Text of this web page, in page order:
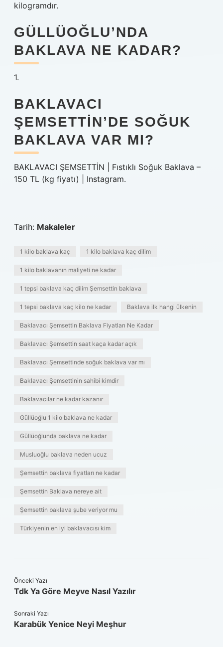
kilogramdır.
GÜLLÜOĞLU’NDA
BAKLAVA NE KADAR?
1.
BAKLAVACI
ŞEMSETTIN’DE SOĞUK
BAKLAVA VAR MI?
BAKLAVACI ŞEMSETTİN | Fıstıklı Soğuk Baklava –
150 TL (kg fiyatı) | Instagram.
Tarih: Makaleler
1 kilo baklava kaç 1 kilo baklava kaç dilim
1 kilo baklavanın maliyeti ne kadar
1 tepsi baklava kaç dilim Şemsettin baklava
1 tepsi baklava kaç kilo ne kadar Baklava ilk hangi ülkenin
Baklavacı Şemsettin Baklava Fiyatları Ne Kadar
Baklavacı Şemsettin saat kaça kadar açık
Baklavacı Şemsettinde soğuk baklava var mı
Baklavacı Şemsettinin sahibi kimdir
Baklavacılar ne kadar kazanır
Güllüoğlu 1 kilo baklava ne kadar
Güllüoğlunda baklava ne kadar
Musluoğlu baklava neden ucuz
Şemsettin baklava fiyatları ne kadar
Şemsettin Baklava nereye ait
Şemsettin baklava şube veriyor mu
Türkiyenin en iyi baklavacısı kim
Önceki Yazı
Tdk Ya Göre Meyve Nasıl Yazılır
Sonraki Yazı
Karabük Yenice Neyi Meşhur